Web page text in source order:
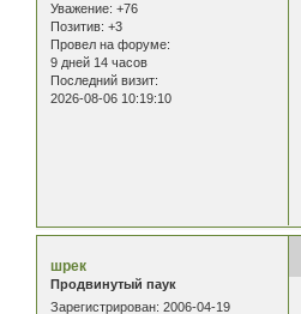
Уважение: +76
Позитив: +3
Провел на форуме:
9 дней 14 часов
Последний визит:
2026-08-06 10:19:10
шрек
Продвинутый паук
Зарегистрирован: 2006-04-19